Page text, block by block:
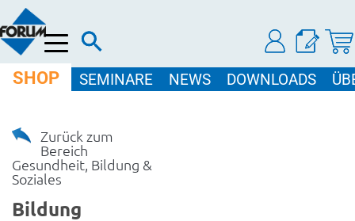
Menü
SHOP SEMINARE NEWS DOWNLOADS
Zurück zum
Bereich
Gesundheit, Bildung &
Soziales
Bildung